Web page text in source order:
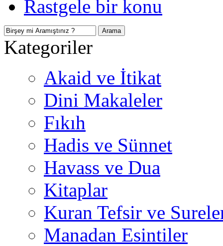
Rastgele bir konu
Kategoriler
Akaid ve İtikat
Dini Makaleler
Fıkıh
Hadis ve Sünnet
Havass ve Dua
Kitaplar
Kuran Tefsir ve
Manadan Esintiler